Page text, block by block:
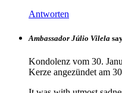
Antworten
Ambassador Júlio Vilela
Kondolenz vom 30.
Kerze angezündet am